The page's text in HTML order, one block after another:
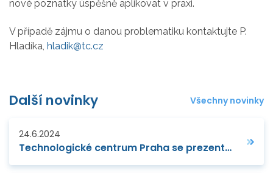
nové poznatky úspěšně aplikovat v praxi.
V případě zájmu o danou problematiku kontaktujte P.
Hladíka, hladik@tc.cz
Další novinky Všechny novinky
24.6.2024
Technologické centrum Praha se prezentovalo na konferenci Cirkulární ekonomika v praxi IV